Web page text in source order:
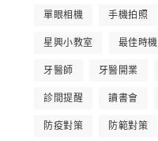
單眼相機 手機拍照
星興小教室 最佳時機
牙醫師 牙醫開業
診間提醒 讀書會
防疫對策 防範對策